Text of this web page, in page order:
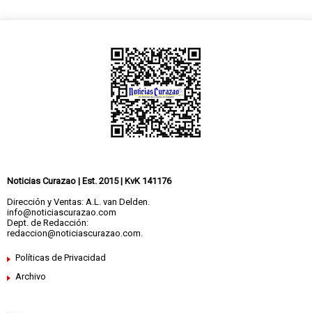
Noticias Curazao | Est. 2015 | KvK 141176
Dirección y Ventas: A.L. van Delden.
info@noticiascurazao.com
Dept. de Redacción:
redaccion@noticiascurazao.com.
Políticas de Privacidad
Archivo